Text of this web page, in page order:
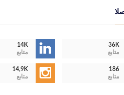
14K
متابع
36K
متابع
14,9K
متابع
186
متابع